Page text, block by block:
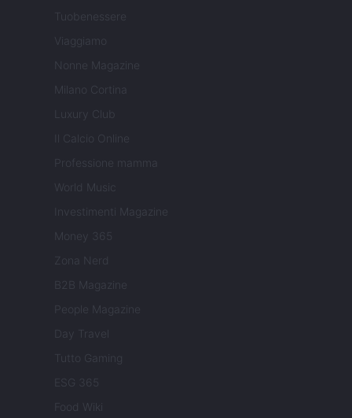
Tuobenessere
Viaggiamo
Nonne Magazine
Milano Cortina
Luxury Club
Il Calcio Online
Professione mamma
World Music
Investimenti Magazine
Money 365
Zona Nerd
B2B Magazine
People Magazine
Day Travel
Tutto Gaming
ESG 365
Food Wiki